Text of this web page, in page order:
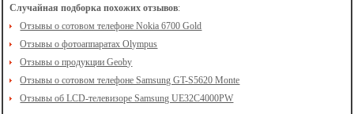
Случайная подборка похожих отзывов:
Отзывы о сотовом телефоне Nokia 6700 Gold
Отзывы о фотоаппаратах Olympus
Отзывы о продукции Geoby
Отзывы о сотовом телефоне Samsung GT-S5620 Monte
Отзывы об LCD-телевизоре Samsung UE32C4000PW